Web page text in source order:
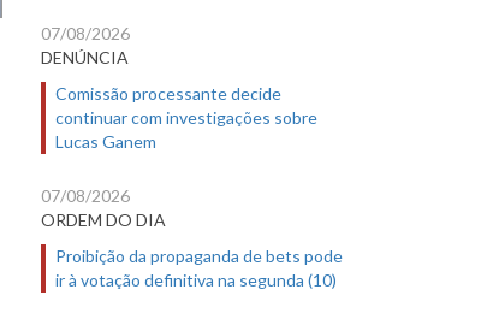
07/08/2026
DENÚNCIA
Comissão processante decide
continuar com investigações sobre
Lucas Ganem
07/08/2026
ORDEM DO DIA
Proibição da propaganda de bets pode
ir à votação definitiva na segunda (10)